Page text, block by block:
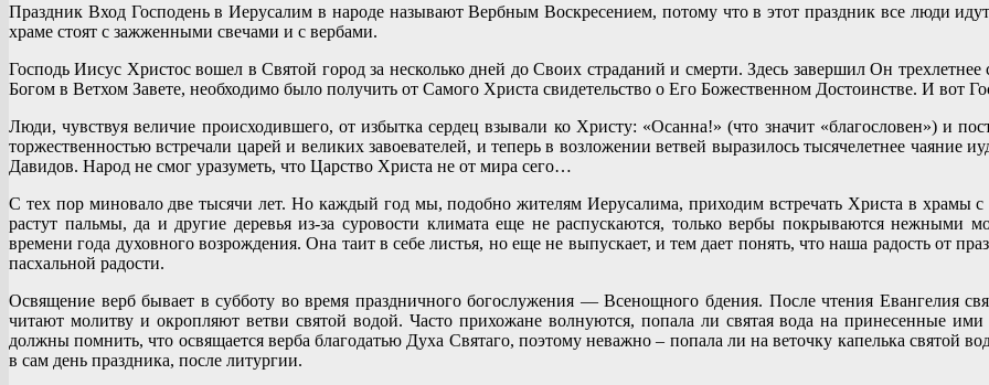
Праздник Вход Господень в Иерусалим в народе называют Вербным Воскресением, потому что в этот праздник все люди
храме стоят с зажженными свечами и с вербами.
Господь Иисус Христос вошел в Святой город за несколько дней до Своих страданий и смерти. Здесь завершил Он
Богом в Ветхом Завете, необходимо было получить от Самого Христа свидетельство о Его Божественном Достоинстве. И вот
Люди, чувствуя величие происходившего, от избытка сердец взывали ко Христу: «Осанна!» (что значит «благословен») и
торжественностью встречали царей и великих завоевателей, и теперь в возложении ветвей выразилось тысячелетнее чаяние
Давидов. Народ не смог уразуметь, что Царство Христа не от мира сего…
С тех пор миновало две тысячи лет. Но каждый год мы, подобно жителям Иерусалима, приходим встречать Христа в храмы
растут пальмы, да и другие деревья из-за суровости климата еще не распускаются, только вербы покрываются
времени года духовного возрождения. Она таит в себе листья, но еще не выпускает, и тем дает понять, что наша радость от
пасхальной радости.
Освящение верб бывает в субботу во время праздничного богослужения — Всенощного бдения. После чтения Евангелия
читают молитву и окропляют ветви святой водой. Часто прихожане волнуются, попала ли святая вода на принесенные
должны помнить, что освящается верба благодатью Духа Святаго, поэтому неважно – попала ли на веточку капелька святой
в сам день праздника, после литургии.